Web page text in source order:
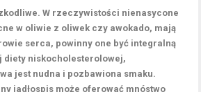
W rzeczywistości nienasycone
w oliwie z oliwek czy awokado, mają
serca, powinny one być integralną
diety niskocholesterolowej,
jest nudna i pozbawiona smaku.
jadłospis może oferować mnóstwo